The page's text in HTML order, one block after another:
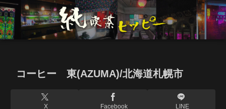
コーヒー 東(AZUMA)/北海道札幌市
X Facebook LINE